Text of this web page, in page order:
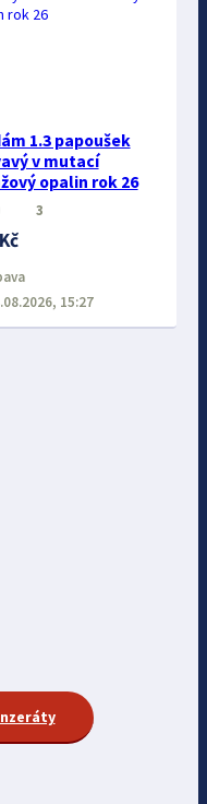
1.3 papoušek
v mutací
opalin rok 26
3
15:27